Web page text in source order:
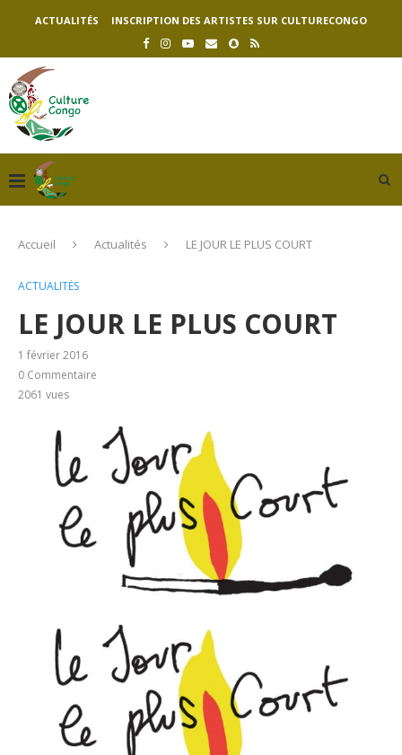
ACTUALITÉS INSCRIPTION DES ARTISTES SUR CULTURECONGO
Accueil Actualités LE JOUR LE PLUS COURT
ACTUALITÉS
LE JOUR LE PLUS COURT
1 février 2016
0 Commentaire
2061 vues